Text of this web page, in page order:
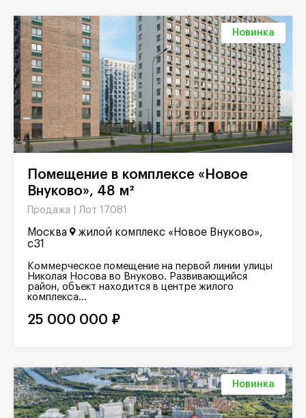
Новинка
Внуково», 48 м²
Продажа | Лот 17081
Москва
жилой комплекс «Новое Внуково»,
с31
Коммерческое помещение на первой линии улицы
Николая Носова во Внуково. Развивающийся
район, объект находится в центре жилого
комплекса...
25 000 000 ₽
Новинка